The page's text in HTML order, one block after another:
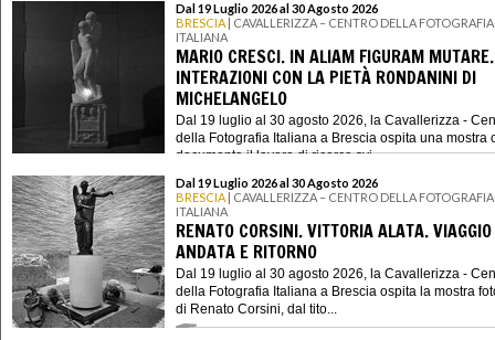
Dal 19 Luglio 2026 al 30 Agosto 2026
BRESCIA | CAVALLERIZZA – CENTRO DELLA FOTOGRAFIA
ITALIANA
MARIO CRESCI. IN ALIAM FIGURAM MUTARE.
INTERAZIONI CON LA PIETÀ RONDANINI DI
MICHELANGELO
Dal 19 luglio al 30 agosto 2026, la Cavallerizza -
della Fotografia Italiana a Brescia ospita una mostra
documenta il lavoro di ricerca svi...
Dal 19 Luglio 2026 al 30 Agosto 2026
BRESCIA | CAVALLERIZZA – CENTRO DELLA FOTOGRAFIA
ITALIANA
RENATO CORSINI. VITTORIA ALATA.
ANDATA E RITORNO
Dal 19 luglio al 30 agosto 2026, la Cavallerizza -
della Fotografia Italiana a Brescia ospita la mostra
di Renato Corsini, dal tito...